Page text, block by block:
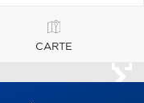
CARTE